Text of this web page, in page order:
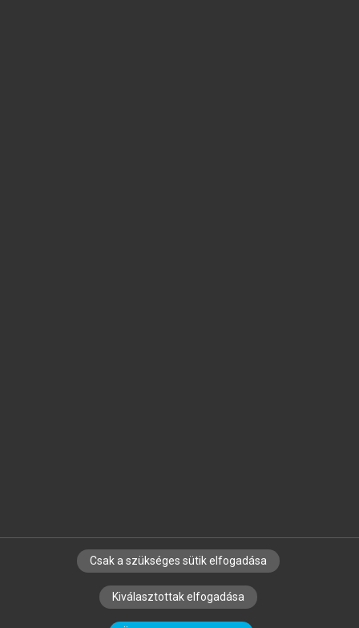
SZERZŐKNEK CÉGEKNEK KÖNYVTÁROSOKNAK
SZERKESZTÉSI ÉS LEKTORÁLÁSI ALAPELVEK
Csak a szükséges sütik elfogadása
Kiválasztottak elfogadása